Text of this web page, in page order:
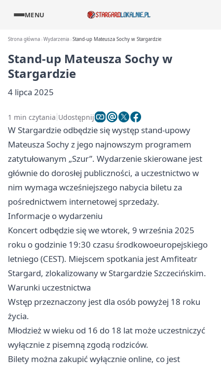
MENU
Strona główna Wydarzenia Stand-up Mateusza Sochy w Stargardzie
Stand-up Mateusza Sochy w
Stargardzie
4 lipca 2025
1 min czytania Udostępnij
W Stargardzie odbędzie się występ stand-upowy
Mateusza Sochy z jego najnowszym programem
zatytułowanym „Szur”. Wydarzenie skierowane jest
głównie do dorosłej publiczności, a uczestnictwo w
nim wymaga wcześniejszego nabycia biletu za
pośrednictwem internetowej sprzedaży.
Informacje o wydarzeniu
Koncert odbędzie się we wtorek, 9 września 2025
roku o godzinie 19:30 czasu środkowoeuropejskiego
letniego (CEST). Miejscem spotkania jest Amfiteatr
Stargard, zlokalizowany w Stargardzie Szczecińskim.
Warunki uczestnictwa
Wstęp przeznaczony jest dla osób powyżej 18 roku
życia.
Młodzież w wieku od 16 do 18 lat może uczestniczyć
wyłącznie z pisemną zgodą rodziców.
Bilety można zakupić wyłącznie online, co jest